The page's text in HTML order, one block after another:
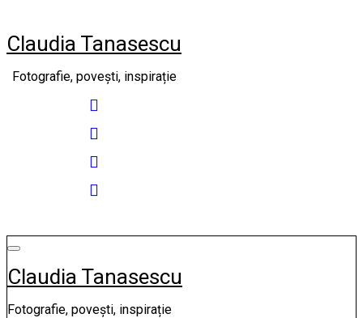
content
Claudia Tanasescu
Fotografie, povești, inspirație
Claudia Tanasescu
Fotografie, povești, inspirație